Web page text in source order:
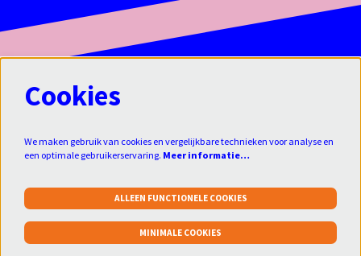
Klikhierom je aan te melden voor de
nieuwsbrief:aanmelden
Cookies
We maken gebruik van cookies en vergelijkbare technieken voor analyse en
een optimale gebruikerservaring. Meer informatie…
ALLEEN FUNCTIONELE COOKIES
MINIMALE COOKIES